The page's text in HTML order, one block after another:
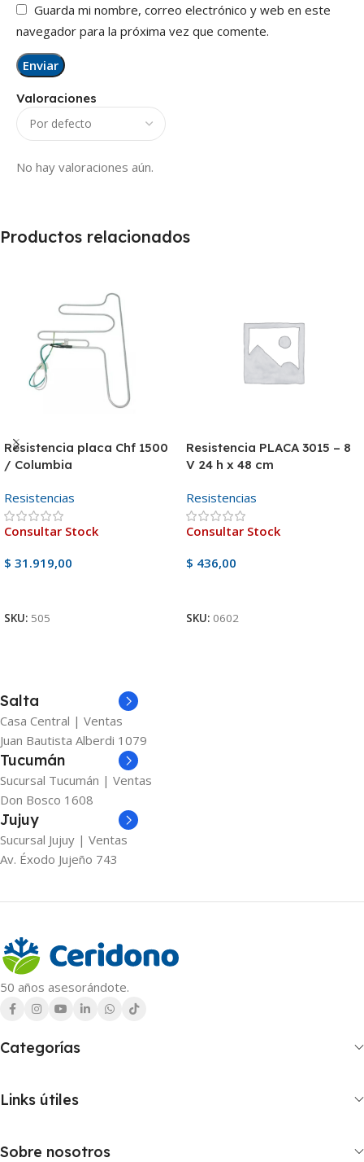
Valoraciones
No hay valoraciones aún.
Guarda mi nombre, correo electrónico y web en este
navegador para la próxima vez que comente.
Productos relacionados
Resistencia placa Chf 1500
/ Columbia
Resistencias
Consultar Stock
$ 31.919,00
SKU: 505
Resistencia PLACA 3015 – 8
V 24 h x 48 cm
Resistencias
Consultar Stock
$ 436,00
SKU: 0602
Salta
Casa Central | Ventas
Juan Bautista Alberdi 1079
Tucumán
Sucursal Tucumán | Ventas
Don Bosco 1608
Jujuy
Sucursal Jujuy | Ventas
Av. Éxodo Jujeño 743
50 años asesorándote.
Categorías
Links útiles
Sobre nosotros